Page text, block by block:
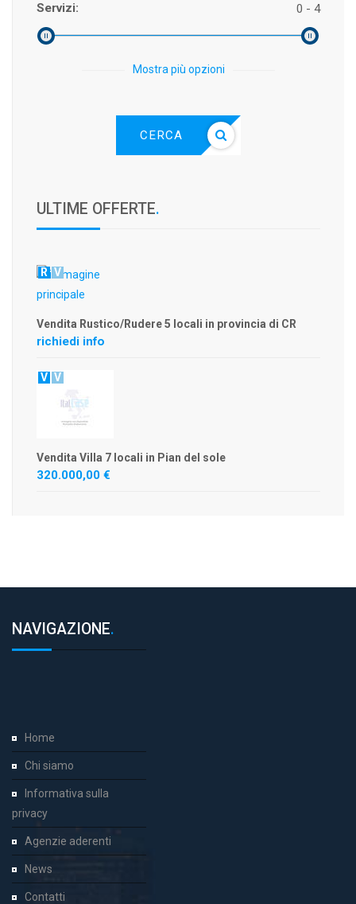
Servizi: 0 - 4
Mostra più opzioni
CERCA
ULTIME OFFERTE.
R V
Vendita Rustico/Rudere 5 locali in provincia di CR
richiedi info
V V
Vendita Villa 7 locali in Pian del sole
320.000,00 €
NAVIGAZIONE.
Home
Chi siamo
Informativa sulla
privacy
Agenzie aderenti
News
Contatti